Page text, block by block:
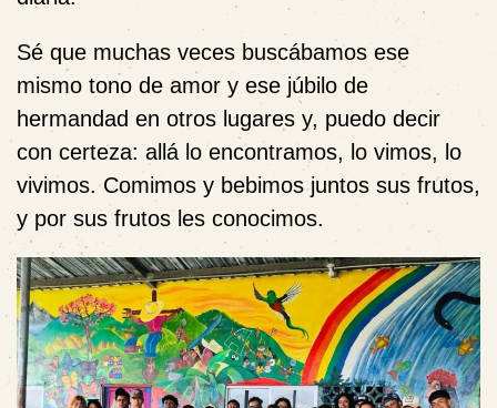
Sé que muchas veces buscábamos ese
mismo tono de amor y ese júbilo de
hermandad en otros lugares y, puedo decir
con certeza: allá lo encontramos, lo vimos, lo
vivimos. Comimos y bebimos juntos sus frutos,
y por sus frutos les conocimos.